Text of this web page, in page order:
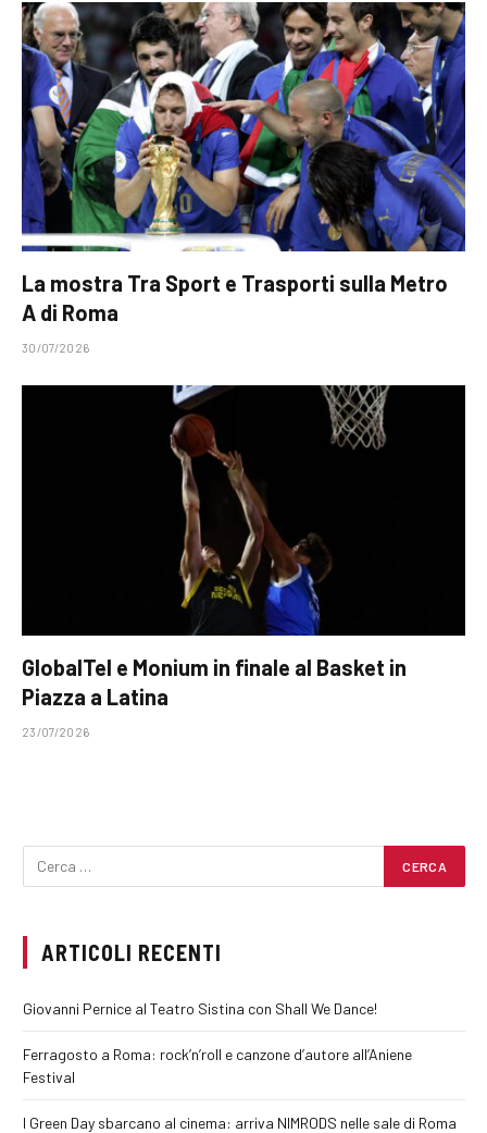
La mostra Tra Sport e Trasporti sulla Metro
A di Roma
30/07/2026
GlobalTel e Monium in finale al Basket in
Piazza a Latina
23/07/2026
ARTICOLI RECENTI
Giovanni Pernice al Teatro Sistina con Shall We Dance!
Ferragosto a Roma: rock’n’roll e canzone d’autore all’Aniene
Festival
I Green Day sbarcano al cinema: arriva NIMRODS nelle sale di Roma